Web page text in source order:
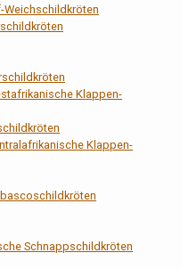
Weichschildkröten
Klappen-
Klappen-
Schnappschildkröten